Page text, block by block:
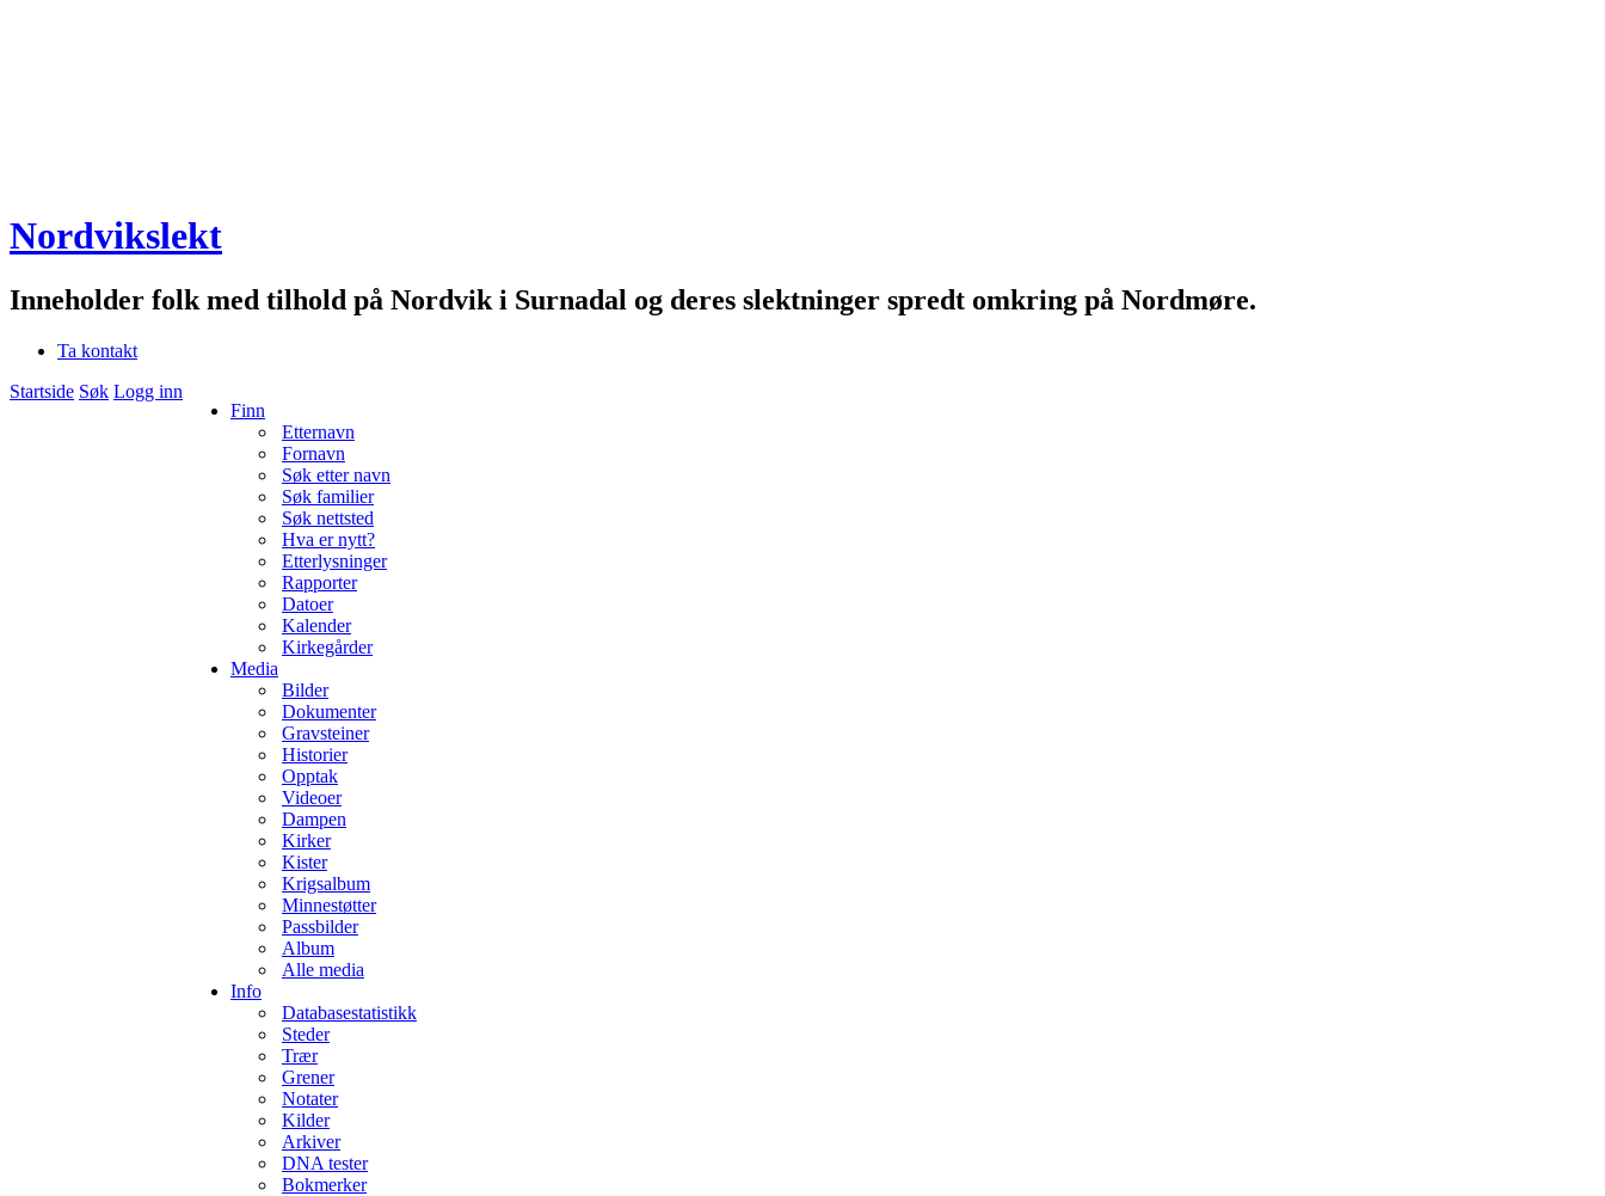
Nordvikslekt
Inneholder folk med tilhold på Nordvik i Surnadal og deres slektninger spredt omkring på Nordmøre.
Ta kontakt
Startside Søk Logg inn
Finn
Etternavn
Fornavn
Søk etter navn
Søk familier
Søk nettsted
Hva er nytt?
Etterlysninger
Rapporter
Datoer
Kalender
Kirkegårder
Media
Bilder
Dokumenter
Gravsteiner
Historier
Opptak
Videoer
Dampen
Kirker
Kister
Krigsalbum
Minnestøtter
Passbilder
Album
Alle media
Info
Databasestatistikk
Steder
Trær
Grener
Notater
Kilder
Arkiver
DNA tester
Bokmerker